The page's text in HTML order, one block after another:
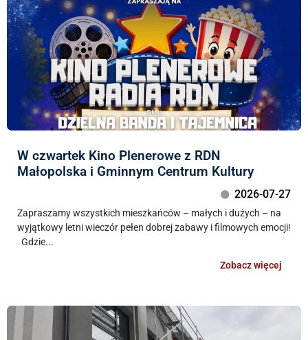
W czwartek Kino Plenerowe z RDN
Małopolska i Gminnym Centrum Kultury
2026-07-27
Zapraszamy wszystkich mieszkańców – małych i dużych – na
wyjątkowy letni wieczór pełen dobrej zabawy i filmowych emocji!
Gdzie...
Zobacz więcej